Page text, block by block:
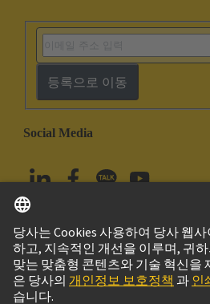
등록으로 이동
Social Media
대한민국 한국어